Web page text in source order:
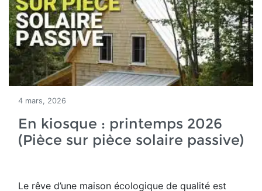
4 mars, 2026
En kiosque : printemps 2026
(Pièce sur pièce solaire passive)
Le rêve d’une maison écologique de qualité est